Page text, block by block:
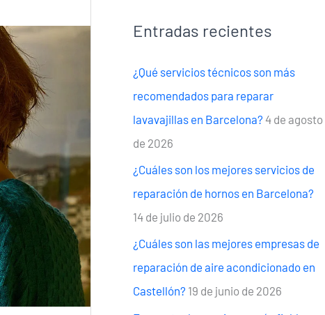
Entradas recientes
¿Qué servicios técnicos son más
recomendados para reparar
lavavajillas en Barcelona? 4 de agosto
de 2026
¿Cuáles son los mejores servicios de
reparación de hornos en Barcelona?
14 de julio de 2026
¿Cuáles son las mejores empresas de
reparación de aire acondicionado en
Castellón? 19 de junio de 2026